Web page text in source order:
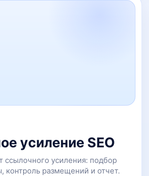
усиление SEO
ссылочного усиления: подбор
контроль размещений и отчет.